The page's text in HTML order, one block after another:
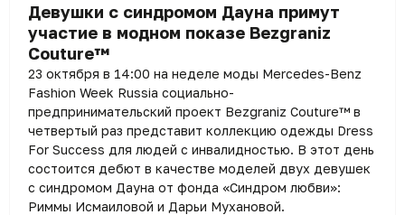
Девушки с синдромом Дауна примут
участие в модном показе Bezgraniz
Couture™
23 октября в 14:00 на неделе моды Mercedes-Benz
Fashion Week Russia социально-
предпринимательский проект Bezgraniz Couture™ в
четвертый раз представит коллекцию одежды Dress
For Success для людей с инвалидностью. В этот день
состоится дебют в качестве моделей двух девушек
с синдромом Дауна от фонда «Синдром любви»:
Риммы Исмаиловой и Дарьи Мухановой.